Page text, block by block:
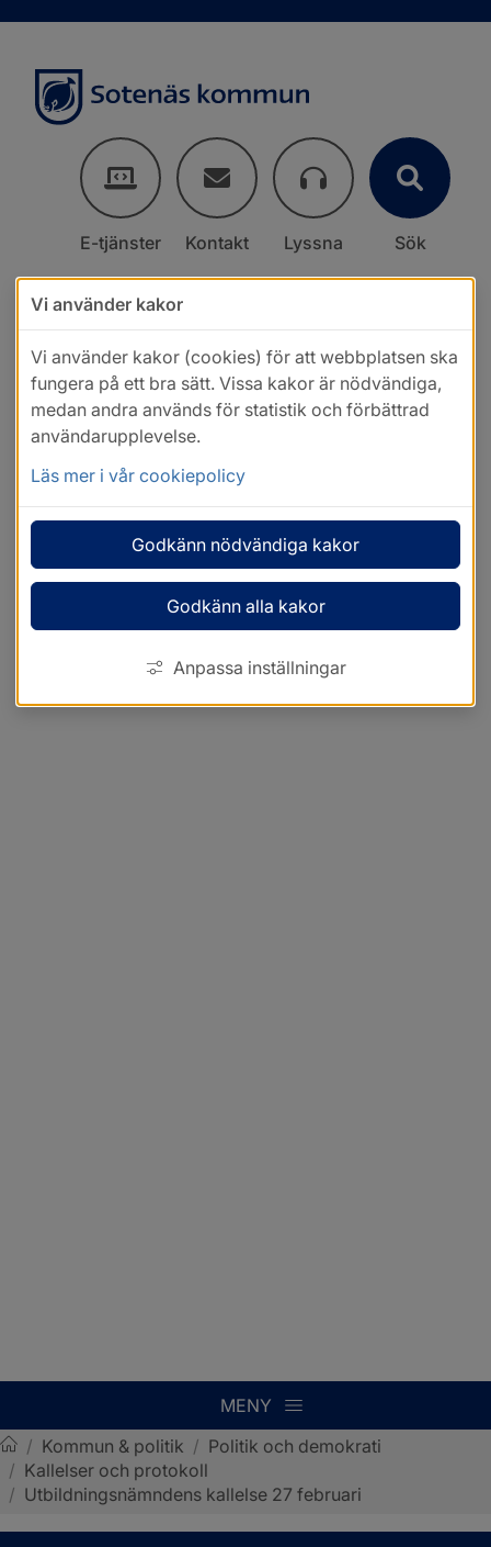
E-tjänster Kontakt Lyssna Sök
MENY
Sotenäs kommun
/ Kommun & politik / Politik och demokrati
/ Kallelser och protokoll
/ Utbildningsnämndens kallelse 27 februari
Vi använder kakor
Vi använder kakor (cookies) för att webbplatsen ska
fungera på ett bra sätt. Vissa kakor är nödvändiga,
medan andra används för statistik och förbättrad
användarupplevelse.
Läs mer i vår cookiepolicy
Godkänn nödvändiga kakor
Godkänn alla kakor
Anpassa inställningar